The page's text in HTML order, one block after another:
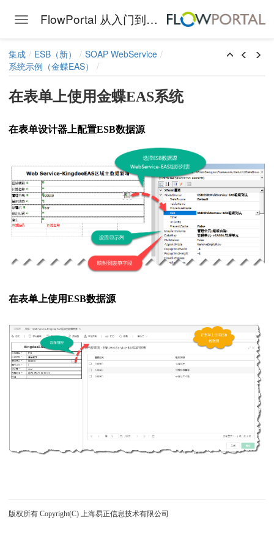
Toggle navigation FlowPortal 从入门到精通
蝶EAS
集成 ESB（新）
SOAP WebService
系统示例（金蝶EAS）
在表单上使用金蝶EAS系统
在表单设计器上配置ESB数据源
在表单上使用ESB数据源
版权所有 Copyright(C) 上海易正信息技术有限公司